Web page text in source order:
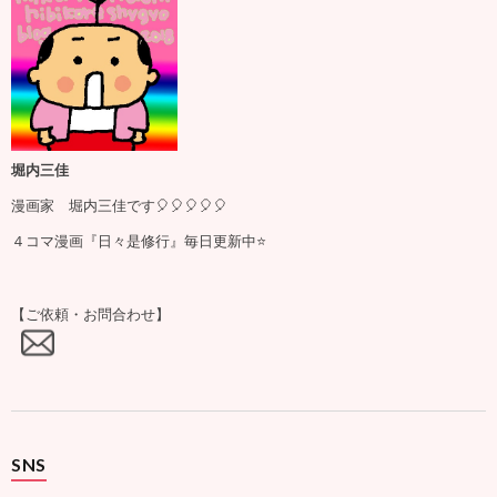
堀内三佳
漫画家 堀内三佳です🎈🎈🎈🎈🎈
４コマ漫画『日々是修行』毎日更新中⭐️
【ご依頼・お問合わせ】
SNS